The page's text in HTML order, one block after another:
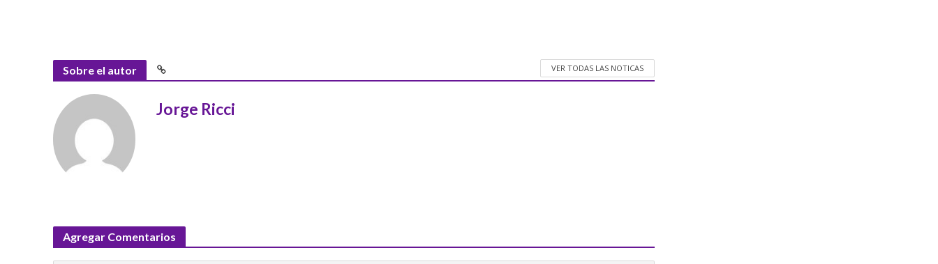
Sobre el autor VER TODAS LAS NOTICAS
Jorge Ricci
Agregar Comentarios